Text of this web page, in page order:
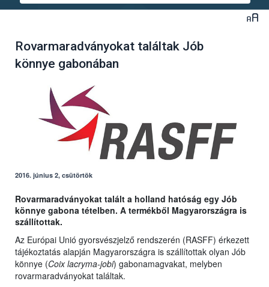
Rovarmaradványokat találtak Jób
könnye gabonában
2016. június 2, csütörtök
Rovarmaradványokat talált a holland hatóság egy Jób
könnye gabona tételben. A termékből Magyarországra is
szállítottak.
Az Európai Unió gyorsvészjelző rendszerén (RASFF) érkezett
tájékoztatás alapján Magyarországra is szállítottak olyan Jób
könnye (Coix lacryma-jobi) gabonamagvakat, melyben
rovarmaradványokat találtak.